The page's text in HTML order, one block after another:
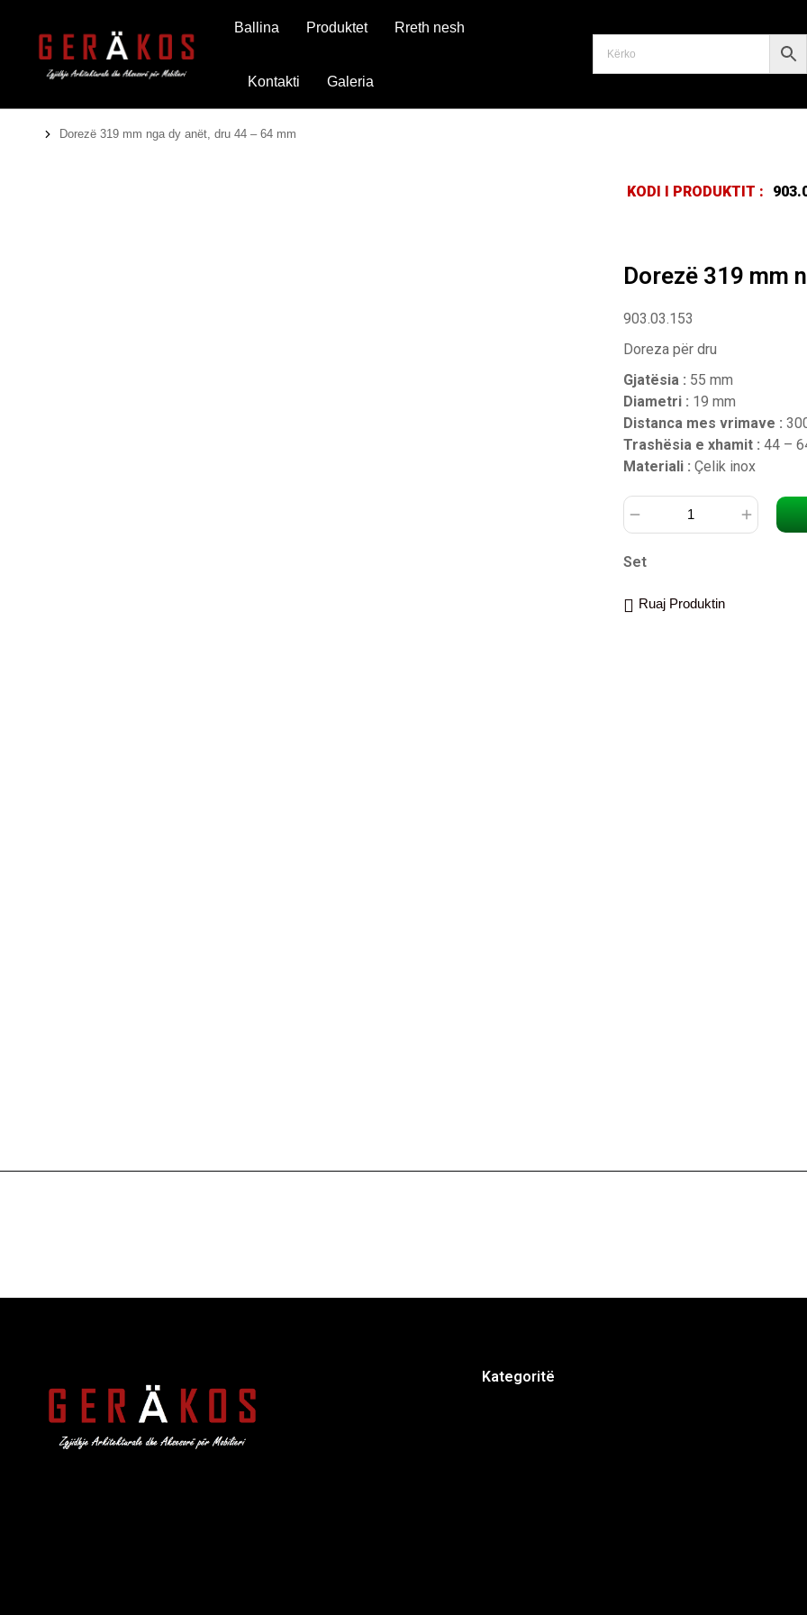
Ballina Produktet Rreth nesh
Kontakti Galeria
You are here:
Dorezë 319 mm nga dy anët, dru 44 – 64 mm
KODI I PRODUKTIT :
Dorezë 319 mm
903.03.153
Doreza për dru
Gjatësia : 55 mm
Diametri : 19 mm
Distanca mes vrimave :
Trashësia e xhamit : 44 –
Materiali : Çelik inox
Set
Ruaj Produktin
Kategoritë